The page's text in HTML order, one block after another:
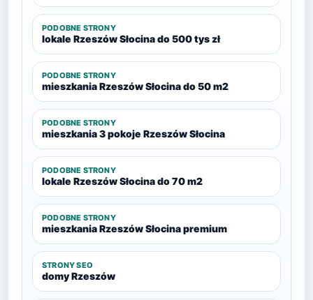
PODOBNE STRONY
lokale Rzeszów Słocina do 500 tys zł
PODOBNE STRONY
mieszkania Rzeszów Słocina do 50 m2
PODOBNE STRONY
mieszkania 3 pokoje Rzeszów Słocina
PODOBNE STRONY
lokale Rzeszów Słocina do 70 m2
PODOBNE STRONY
mieszkania Rzeszów Słocina premium
STRONY SEO
domy Rzeszów